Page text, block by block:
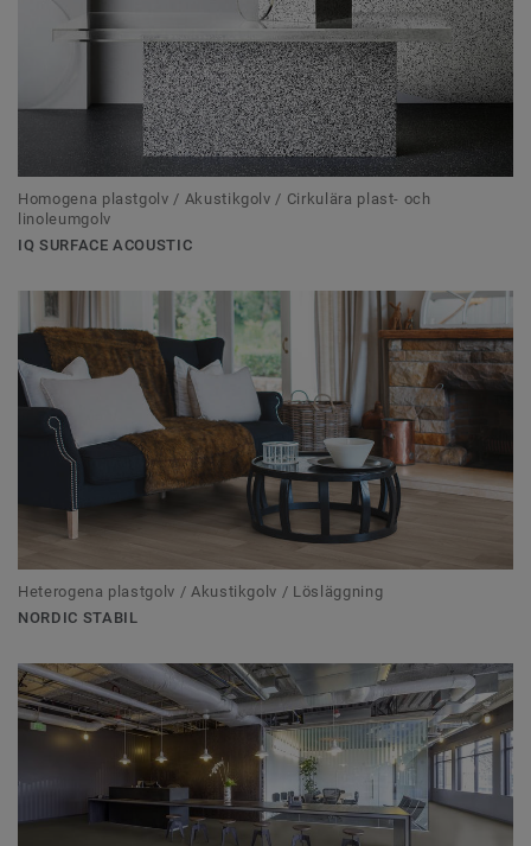
Homogena plastgolv / Akustikgolv / Cirkulära plast- och
linoleumgolv
IQ SURFACE ACOUSTIC
Heterogena plastgolv / Akustikgolv / Lösläggning
NORDIC STABIL